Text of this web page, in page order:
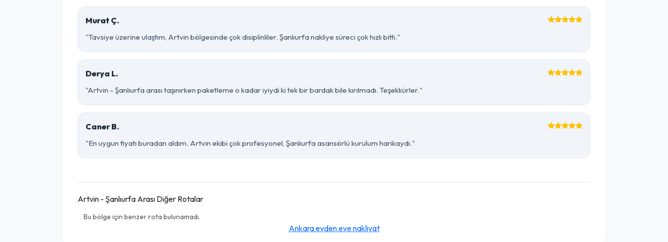
Murat Ç.
"Tavsiye üzerine ulaştım, Artvin bölgesinde çok disiplinliler. Şanlıurfa nakliye süreci çok hızlı bitti."
Derya L.
"Artvin - Şanlıurfa arası taşınırken paketleme o kadar iyiydi ki tek bir bardak bile kırılmadı. Teşekkürler."
Caner B.
"En uygun fiyatı buradan aldım. Artvin ekibi çok profesyonel, Şanlıurfa asansörlü kurulum harikaydı."
Artvin - Şanlıurfa Arası Diğer Rotalar
Bu bölge için benzer rota bulunamadı.
Ankara evden eve nakliyat